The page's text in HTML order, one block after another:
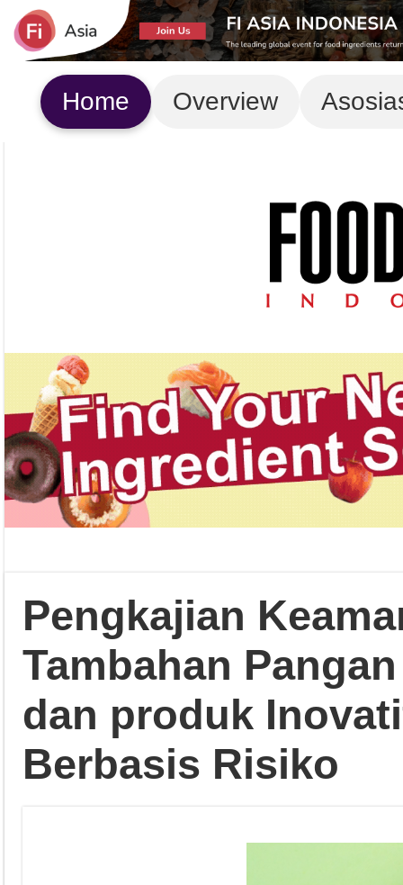
Home Overview
Pengkajian
Tambahan
dan produk
Berbasis Risiko